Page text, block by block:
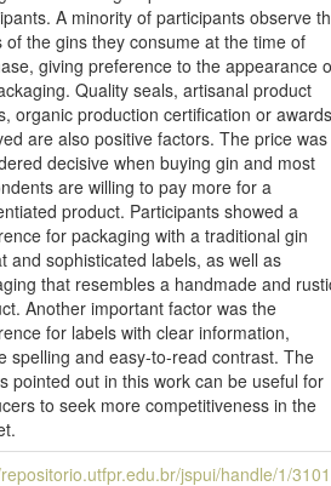
A minority of participants observe
of the gins they consume at the time of
giving preference to the appearance
Quality seals, artisanal product
organic production certification or awards
are also positive factors. The price was
decisive when buying gin and most
are willing to pay more for a
product. Participants showed a
for packaging with a traditional gin
and sophisticated labels, as well as
that resembles a handmade and
Another important factor was the
for labels with clear information,
spelling and easy-to-read contrast. The
pointed out in this work can be useful for
to seek more competitiveness in the
jspui/handle/1/